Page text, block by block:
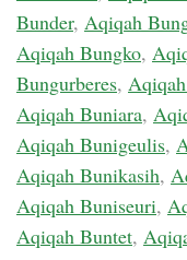
Bunder, Aqiqah
Aqiqah Bungko,
Bungurberes,
Aqiqah Buniara,
Aqiqah Bunigeulis,
Aqiqah Bunikasih,
Aqiqah Buniseuri,
Aqiqah Buntet,